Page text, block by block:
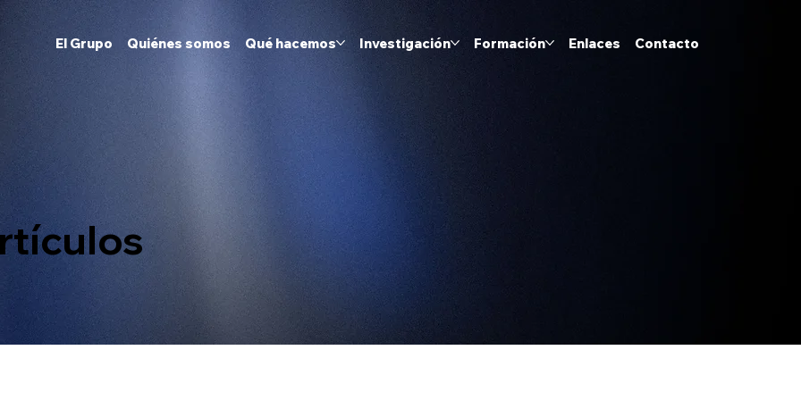
El Grupo Quiénes somos Qué hacemos Investigación Formación Enlaces Contacto